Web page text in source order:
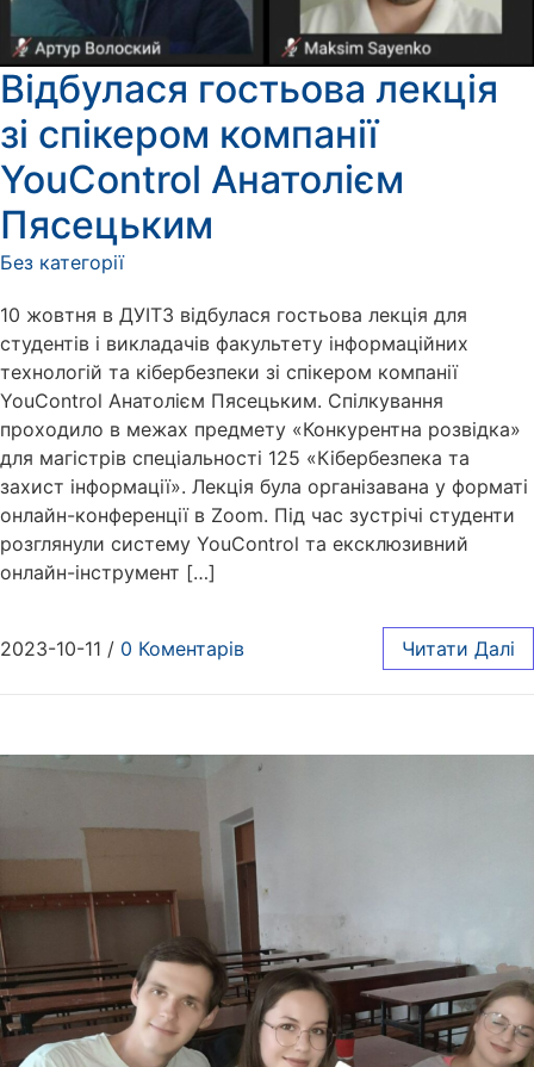
Відбулася гостьова лекція
зі спікером компанії
YouControl Анатолієм
Пясецьким
Без категорії
10 жовтня в ДУІТЗ відбулася гостьова лекція для
студентів і викладачів факультету інформаційних
технологій та кібербезпеки зі спікером компанії
YouControl Анатолієм Пясецьким. Спілкування
проходило в межах предмету «Конкурентна розвідка»
для магістрів спеціальності 125 «Кібербезпека та
захист інформації». Лекція була організавана у форматі
онлайн-конференції в Zoom. Під час зустрічі студенти
розглянули систему YouControl та ексклюзивний
онлайн-інструмент […]
2023-10-11 / 0 Коментарів Читати Далі